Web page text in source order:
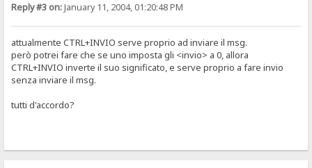
Reply #3 on:January 11, 2004, 01:20:48 PM
attualmente CTRL+INVIO serve proprio ad inviare il msg.
però potrei fare che se uno imposta gli <invio> a 0, allora
CTRL+INVIO inverte il suo significato, e serve proprio a fare invio
senza inviare il msg.
tutti d'accordo?